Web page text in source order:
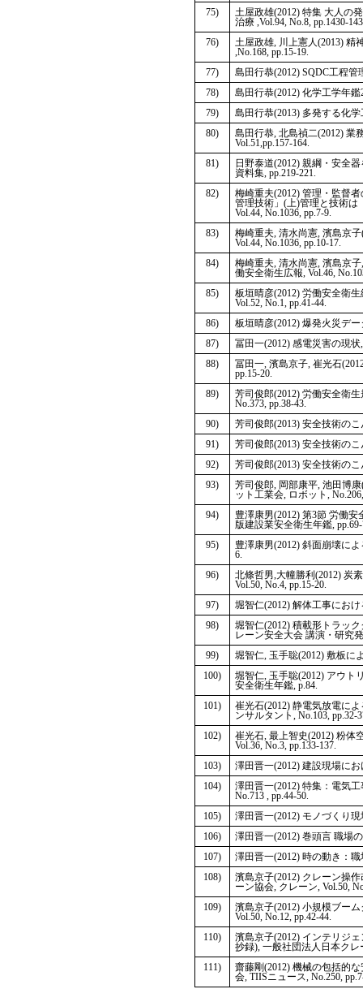
75)
土屋政雄(2012) 特集 大人の
治療 ,Vol.94, No.8, pp.1430-
76)
土屋政雄, 川上憲人(2013) 精
,No.168, pp.15-19.
77)
島田行恭(2012) SQDC工程
78)
島田行恭(2012) 化学工学年
79)
島田行恭(2013) 多発する化
80)
島田行恭, 北島禎二(2012) 業
Vol.51,pp.157-164.
81)
日野泰道(2012) 親綱・安全
資料集, pp.219-221.
82)
梅崎重夫(2012) 管理・監督
管理技術」(上)管理と技術は
Vol.44, No.1036, pp.7-9.
83)
梅崎重夫, 清水尚憲, 濱島京
Vol.44, No.1036, pp.10-17.
84)
梅崎重夫, 清水尚憲, 濱島京
働安全衛生広報, Vol.46,
85)
板垣晴彦(2012) 労働安全衛
Vol.52, No.1, pp.41-44.
86)
板垣晴彦(2012) 爆発火災デ
87)
冨田一(2012) 感電災害の現
88)
冨田一, 濱島京子, 崔光石
pp.15-20.
89)
芳司俊郎(2012) 労働安全衛
No.373, pp.38-43.
90)
芳司俊郎(2013) 安全技術の
91)
芳司俊郎(2013) 安全技術の
92)
芳司俊郎(2013) 安全技術の
93)
芳司俊郎, 岡部康平, 池田博
ット工業会, ロボット,
94)
豊澤康男(2012) 第3節 労働
版建設業安全衛生年鑑,
95)
豊澤康男(2012) 斜面崩壊に
6.
96)
北條哲男,大幢勝利(2012) 炭
Vol.50, No.4, pp.15-20.
97)
堀智仁(2012) 解体工事にお
98)
堀智仁(2012) 積載形トラッ
レーン安全大会 講演・研究
99)
堀智仁, 玉手聡(2012) 敷板に
100)
堀智仁, 玉手聡(2012) アウト
安全衛生年鑑, p.84.
101)
崔光石(2012) 静電気放電に
ンサルタント, No.103, pp.32-
102)
崔光石, 最上智史(2012) 粉体
Vol.36, No.3, pp.133-137.
103)
澤田晋一(2012) 建設現場に
104)
澤田晋一(2012) 特集：電気
No.713 , pp.44-50.
105)
澤田晋一(2012) モノづくり
106)
澤田晋一(2012) 巻頭言 職場
107)
澤田晋一(2012) 時の動き：
108)
濱島京子(2012) クレーン操
ーン協会, クレーン, Vol.50,
109)
濱島京子(2012) 小規模ブー
Vol.50, No.12, pp.42-44.
110)
濱島京子(2012) インテリジ
抄録), 一般社団法人日本クレ
111)
齋藤剛(2012) 機械の包括的
会, TIISニュース, No.250,